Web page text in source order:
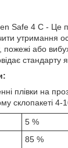
Safe 4 C - Це
утримання
пожежі або
стандарту
плівки на
склопакеті 4-
5 %
85 %